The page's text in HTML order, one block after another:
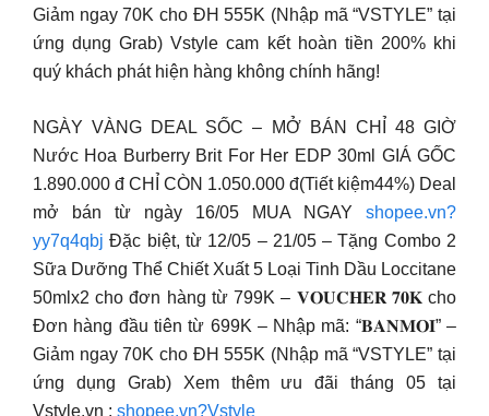
Giảm ngay 70K cho ĐH 555K (Nhập mã “VSTYLE” tại
ứng dụng Grab) Vstyle cam kết hoàn tiền 200% khi
quý khách phát hiện hàng không chính hãng!
NGÀY VÀNG DEAL SỐC – MỞ BÁN CHỈ 48 GIỜ
Nước Hoa Burberry Brit For Her EDP 30ml GIÁ GỐC
1.890.000 đ CHỈ CÒN 1.050.000 đ(Tiết kiệm44%) Deal
mở bán từ ngày 16/05 MUA NGAY shopee.vn?
yy7q4qbj Đặc biệt, từ 12/05 – 21/05 – Tặng Combo 2
Sữa Dưỡng Thể Chiết Xuất 5 Loại Tinh Dầu Loccitane
50mlx2 cho đơn hàng từ 799K – 𝐕𝐎𝐔𝐂𝐇𝐄𝐑 𝟕𝟎𝐊 cho
Đơn hàng đầu tiên từ 699K – Nhập mã: “𝐁𝐀𝐍𝐌𝐎𝐈” –
Giảm ngay 70K cho ĐH 555K (Nhập mã “VSTYLE” tại
ứng dụng Grab) Xem thêm ưu đãi tháng 05 tại
Vstyle.vn : shopee.vn?Vstyle